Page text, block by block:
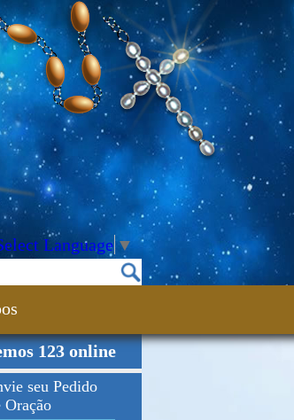
Language▼
123 online
seu Pedido
Oração